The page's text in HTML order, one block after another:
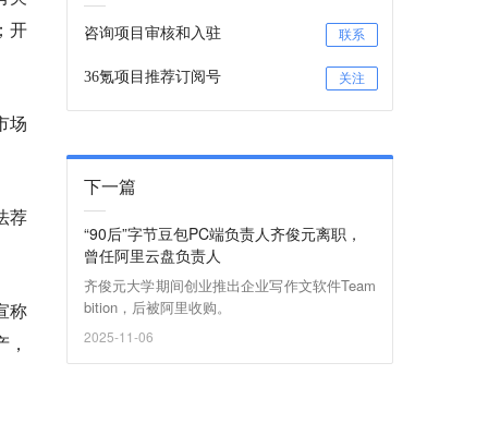
开
场
荐
称
咨询项目审核和入驻 联系
36氪项目推荐订阅号 关注
下一篇
“90后”字节豆包PC端负责人齐俊元离职，
曾任阿里云盘负责人
齐俊元大学期间创业推出企业写作文软件Team
bition，后被阿里收购。
2025-11-06